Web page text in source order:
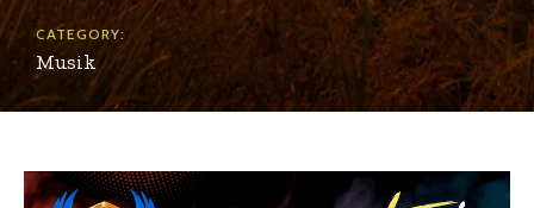
CATEGORY:
Musik